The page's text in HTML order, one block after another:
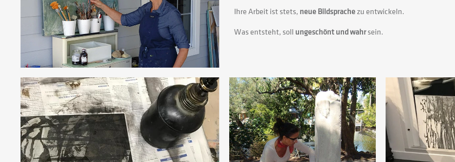
Ihre Arbeit ist stets, neue Bildsprachezu entwickeln.
Was entsteht, soll ungeschönt und wahrsein.